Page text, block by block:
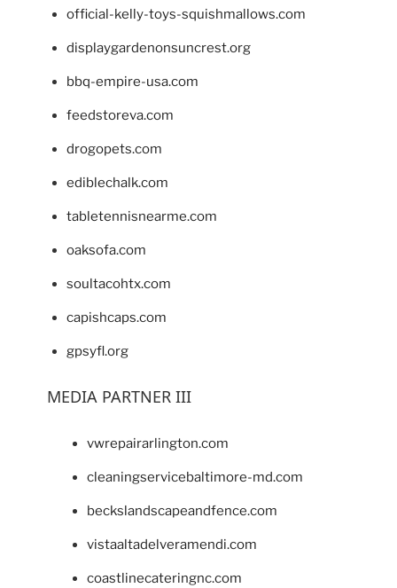
official-kelly-toys-squishmallows.com
displaygardenonsuncrest.org
bbq-empire-usa.com
feedstoreva.com
drogopets.com
ediblechalk.com
tabletennisnearme.com
oaksofa.com
soultacohtx.com
capishcaps.com
gpsyfl.org
MEDIA PARTNER III
vwrepairarlington.com
cleaningservicebaltimore-md.com
beckslandscapeandfence.com
vistaaltadelveramendi.com
coastlinecateringnc.com